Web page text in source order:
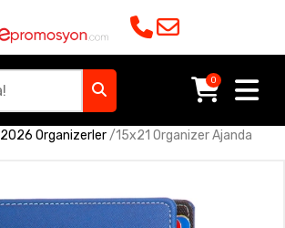
0
2026 Organizerler/15x21 Organizer Ajanda